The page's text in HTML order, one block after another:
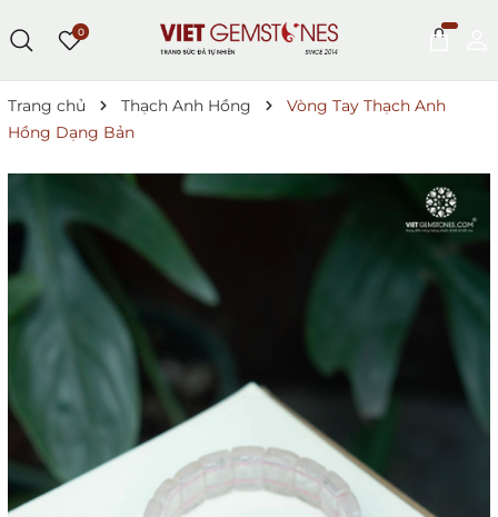
0
Trang chủ Thạch Anh Hồng
Vòng Tay Thạch Anh
Hồng Dạng Bản